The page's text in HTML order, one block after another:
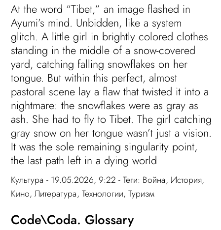
At the word “Tibet,” an image flashed in
Ayumi’s mind. Unbidden, like a system
glitch. A little girl in brightly colored clothes
standing in the middle of a snow-covered
yard, catching falling snowflakes on her
tongue. But within this perfect, almost
pastoral scene lay a flaw that twisted it into a
nightmare: the snowflakes were as gray as
ash. She had to fly to Tibet. The girl catching
gray snow on her tongue wasn’t just a vision.
It was the sole remaining singularity point,
the last path left in a dying world
Культура - 19.05.2026, 9:22 - Теги: Война, История,
Кино,Литература,Технологии,Туризм
Code\Coda. Glossary